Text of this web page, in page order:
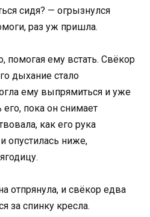
сидя? — огрызнулся
раз уж пришла.
помогая ему встать. Свёкор
дыхание стало
ему выпрямиться и уже
пока он снимает
как его рука
опустилась ниже,
отпрянула, и свёкор едва
за спинку кресла.